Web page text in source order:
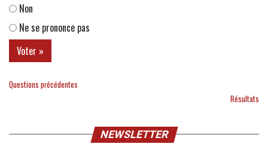
Non
Ne se prononce pas
Questions précédentes
Résultats
NEWSLETTER